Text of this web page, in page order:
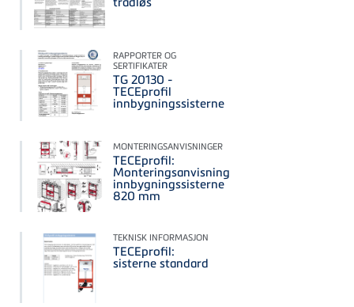
RAPPORTER OG
SERTIFIKATER
TG 20130 -
TECEprofil
innbygningssisterne
MONTERINGSANVISNINGER
TECEprofil:
Monteringsanvisning
innbygningssisterne
820 mm
TEKNISK INFORMASJON
TECEprofil:
sisterne standard